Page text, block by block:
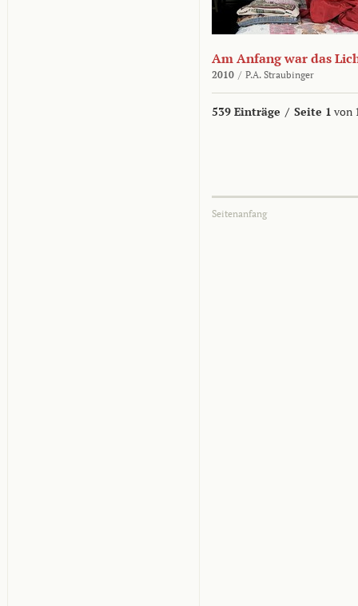
Am Anfang war das
2010 / P.A. Straubinger
539 Einträge / Seite 1 von
Seitenanfang